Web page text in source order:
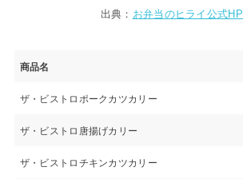
出典： お弁当のヒライ公式HP
商品名
ザ・ビストロポークカツカリー
ザ・ビストロ唐揚げカリー
ザ・ビストロチキンカツカリー